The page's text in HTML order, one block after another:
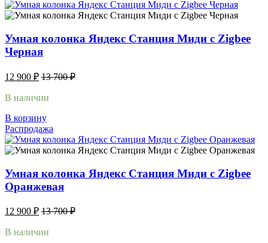
Умная колонка Яндекс Станция Миди с Zigbee
Черная
12 900 ₽ 13 700₽
В наличии
В корзину
Распродажа
Умная колонка Яндекс Станция Миди с Zigbee
Оранжевая
12 900 ₽ 13 700₽
В наличии